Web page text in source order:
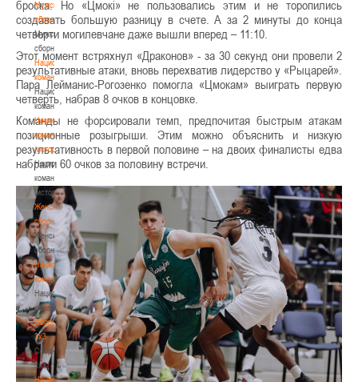
Мужские
сборные
Мужские
сборные
Национальная
команда
Национальная
команда
Национальная
команда
(история)
Национальная
команда
(история)
Женские
сборные
Женские
сборные
Национальная
команда
Национальная
команда
Сборные
3х3
Сборные
3х3
Национальная
броска. Но «Цмокi» не пользовались этим и не торопились
создавать большую разницу в счете. А за 2 минуты до конца
четверти могилевчане даже вышли вперед – 11:10.
Этот момент встряхнул «Драконов» - за 30 секунд они провели 2
результативные атаки, вновь перехватив лидерство у «Рыцарей».
Пара Лейманис-Рогозенко помогла «Цмокам» выиграть первую
четверть, набрав 8 очков в концовке.
Команды не форсировали темп, предпочитая быстрым атакам
позиционные розыгрыши. Этим можно объяснить и низкую
результативность в первой половине – на двоих финалисты едва
набрали 60 очков за половину встречи.